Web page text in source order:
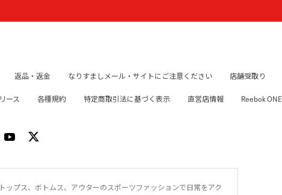
返品・返金 なりすましメール・サイトにご注意ください 店舗受取り
ース 各種規約 特定商取引法に基づく表示 直営店情報 Reebok ONE
プス、ボトムス、アウターのスポーツファッションで日常をアク